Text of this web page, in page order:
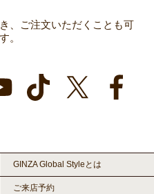
、ご注文いただくことも可
。
GINZA Global Styleとは
ご来店予約